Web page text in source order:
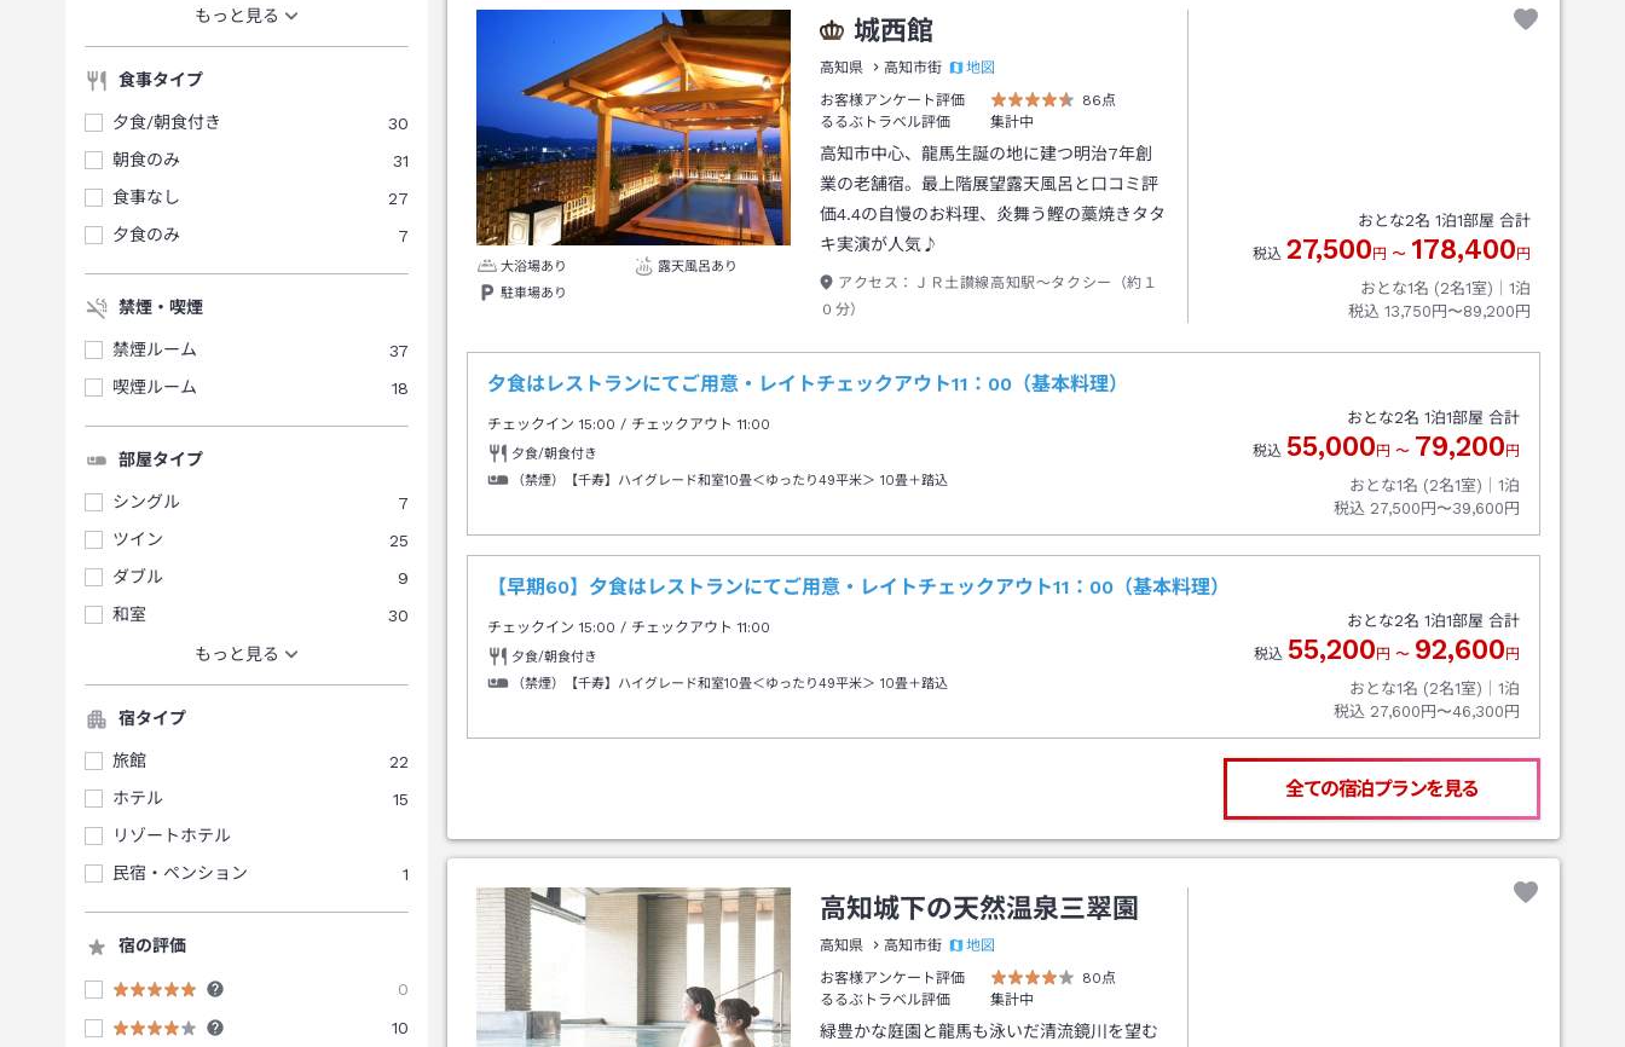
もっと見る
食事タイプ
夕食/朝食付き
30
朝食のみ
31
食事なし
27
夕食のみ
7
禁煙・喫煙
禁煙ルーム
37
喫煙ルーム
18
部屋タイプ
シングル
7
ツイン
25
ダブル
9
和室
30
もっと見る
宿タイプ
旅館
22
ホテル
15
リゾートホテル
民宿・ペンション
1
宿の評価
0
10
大浴場あり
露天風呂あり
駐車場あり
城西館
高知県 高知市街
地図
お客様アンケート評価
86点
るるぶトラベル評価
集計中
高知市中心、龍馬生誕の地に建つ明治7年創
業の老舗宿。最上階展望露天風呂と口コミ評
価4.4の自慢のお料理、炎舞う鰹の藁焼きタタ
キ実演が人気♪
アクセス：
ＪＲ土讃線高知駅～タクシー（約１
０分）
おとな2名 1泊1部屋 合計
税込 27,500 円 〜 178,400 円
おとな1名 (2名1室)｜ 1泊
税込 13,750円〜89,200円
夕食はレストランにてご用意・レイトチェックアウト11：00（基本料理）
チェックイン15:00 / チェックアウト 11:00
夕食/朝食付き
（禁煙）【千寿】ハイグレード和室10畳＜ゆったり49平米＞ 10畳＋踏込
おとな2名 1泊1部屋 合計
税込 55,000 円 〜 79,200 円
おとな1名 (2名1室)｜ 1泊
税込 27,500円〜39,600円
【早期60】夕食はレストランにてご用意・レイトチェックアウト11：00（基本料理）
チェックイン15:00 / チェックアウト 11:00
夕食/朝食付き
（禁煙）【千寿】ハイグレード和室10畳＜ゆったり49平米＞ 10畳＋踏込
おとな2名 1泊1部屋 合計
税込 55,200 円 〜 92,600 円
おとな1名 (2名1室)｜ 1泊
税込 27,600円〜46,300円
全ての宿泊プランを見る
高知城下の天然温泉三翠園
高知県 高知市街
地図
お客様アンケート評価
80点
るるぶトラベル評価
集計中
緑豊かな庭園と龍馬も泳いだ清流鏡川を望む